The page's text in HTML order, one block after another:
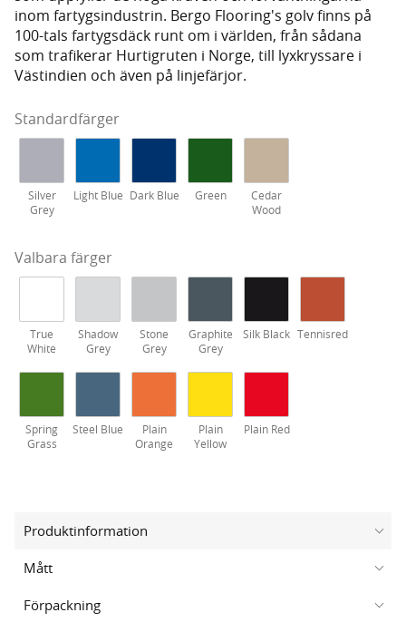
inom fartygsindustrin. Bergo Flooring's golv finns på
100-tals fartygsdäck runt om i världen, från sådana
som trafikerar Hurtigruten i Norge, till lyxkryssare i
Västindien och även på linjefärjor.
Standardfärger
Silver
Grey
Light Blue Dark Blue Green
Cedar
Wood
Valbara färger
True
White
Shadow
Grey
Stone
Grey
Graphite
Grey
Silk Black Tennisred
Spring
Grass
Steel Blue
Plain
Orange
Plain
Yellow
Plain Red
Produktinformation
Mått
Förpackning